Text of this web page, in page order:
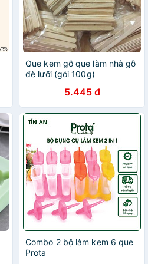
Que kem gỗ que làm nhà gỗ
đè lưỡi (gói 100g)
5.445 đ
Combo 2 bộ làm kem 6 que
Prota